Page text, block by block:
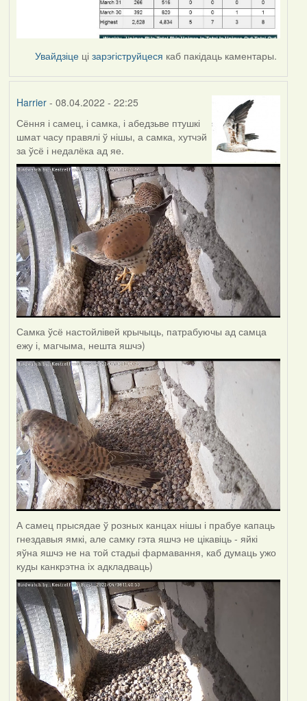
Увайдзіце цізарэгіструйцеся каб пакідаць каментары.
Harrier- 08.04.2022 - 22:25
Сёння і самец, і самка, і абедзьве птушкі
шмат часу правялі ў нішы, а самка, хутчэй
за ўсё і недалёка ад яе.
Самка ўсё настойлівей крычыць, патрабуючы ад самца
ежу і, магчыма, нешта яшчэ)
А самец прысядае ў розных канцах нішы і прабуе капаць
гнездавыя ямкі, але самку гэта яшчэ не цікавіць - яйкі
яўна яшчэ не на той стадыі фармавання, каб думаць ужо
куды канкрэтна іх адкладваць)